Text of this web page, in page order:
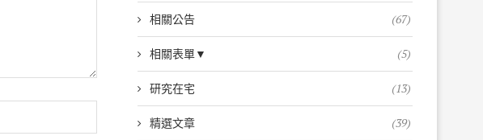
相關公告 (67)
相關表單▼ (5)
研究在宅 (13)
精選文章 (39)